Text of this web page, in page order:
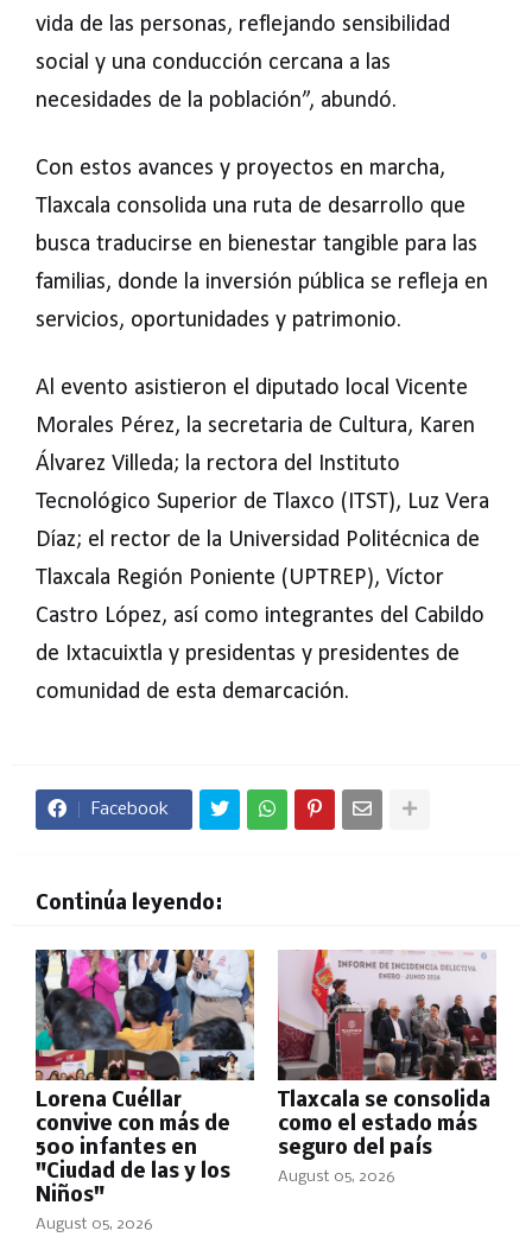
vida de las personas, reflejando sensibilidad
social y una conducción cercana a las
necesidades de la población”, abundó.
Con estos avances y proyectos en marcha,
Tlaxcala consolida una ruta de desarrollo que
busca traducirse en bienestar tangible para las
familias, donde la inversión pública se refleja en
servicios, oportunidades y patrimonio.
Al evento asistieron el diputado local Vicente
Morales Pérez, la secretaria de Cultura, Karen
Álvarez Villeda; la rectora del Instituto
Tecnológico Superior de Tlaxco (ITST), Luz Vera
Díaz; el rector de la Universidad Politécnica de
Tlaxcala Región Poniente (UPTREP), Víctor
Castro López, así como integrantes del Cabildo
de Ixtacuixtla y presidentas y presidentes de
comunidad de esta demarcación.
Facebook
Continúa leyendo:
Lorena Cuéllar
convive con más de
500 infantes en
"Ciudad de las y los
Niños"
August 05, 2026
Tlaxcala se consolida
como el estado más
seguro del país
August 05, 2026